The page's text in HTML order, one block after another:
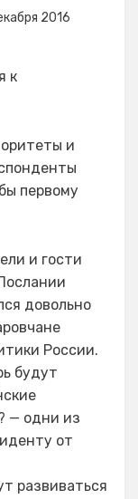
2016
к
и
первому
и гости
довольно
России.
будут
— одни из
от
развиваться